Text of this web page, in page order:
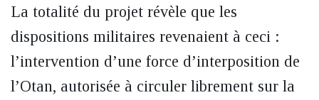
La totalité du projet révèle que les
dispositions militaires revenaient à ceci :
l’intervention d’une force d’interposition de
l’Otan, autorisée à circuler librement sur la